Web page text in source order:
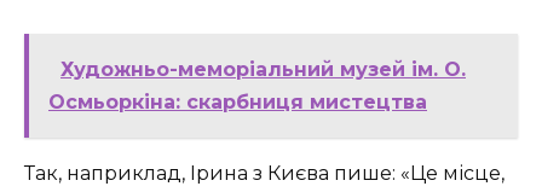
Художньо-меморіальний музей ім. О.
Осмьоркіна: скарбниця мистецтва
Так, наприклад, Ірина з Києва пише: «Це місце,